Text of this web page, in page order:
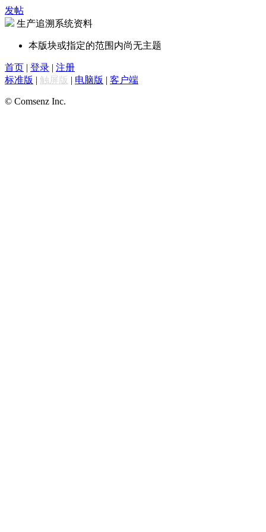
发帖
生产追溯系统资料
本版块或指定的范围内尚无主题
首页 | 登录 | 注册
标准版 | 触屏版 | 电脑版 | 客户端
© Comsenz Inc.